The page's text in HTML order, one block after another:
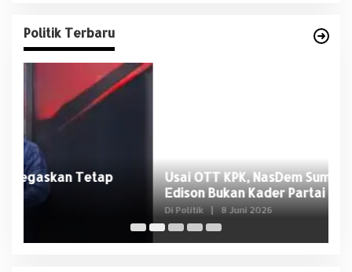
Politik Terbaru
Usai OTT KPK, NasDem Sumsel Tegaskan
Edison Bukan Kader Partai